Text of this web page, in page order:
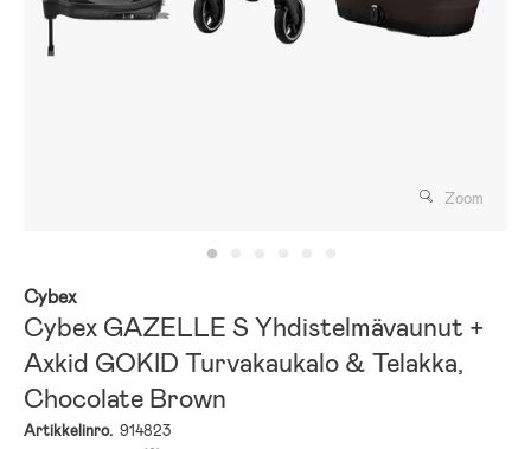
Zoom
Cybex
Cybex GAZELLE S Yhdistelmävaunut +
Axkid GOKID Turvakaukalo & Telakka,
Chocolate Brown
Artikkelinro. 914823